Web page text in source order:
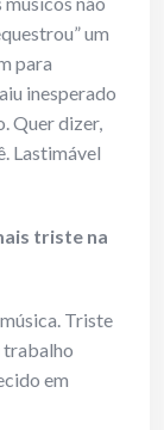
um
para
inesperado
Quer dizer,
Lastimável
triste na
Triste
trabalho
em